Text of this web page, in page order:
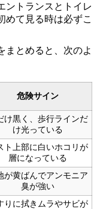
ントランスとトイレ
めて見る時は必ずこ
まとめると、次のよ
危険サイン
け黒く、歩行ラインだ
け光っている
ト上部に白いホコリが
層になっている
が黄ばんでアンモニア
臭が強い
りに拭きムラやサビが